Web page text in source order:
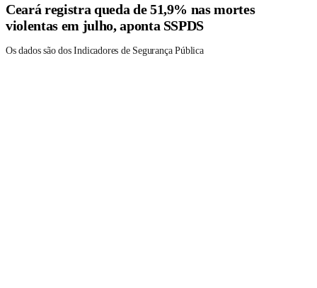
Ceará registra queda de 51,9% nas mortes
violentas em julho, aponta SSPDS
Os dados são dos Indicadores de Segurança Pública